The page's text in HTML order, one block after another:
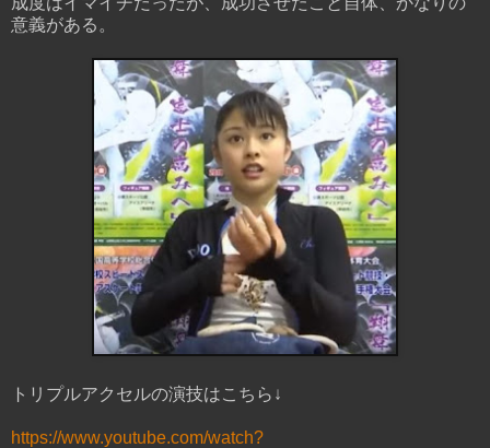
意義がある。
トリプルアクセルの演技はこちら↓
https://www.youtube.com/watch?